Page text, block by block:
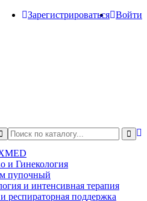
Войти
Зарегистрироваться
и Гинекология
пупочный
и интенсивная терапия
респираторная поддержка